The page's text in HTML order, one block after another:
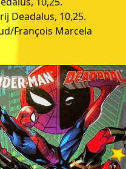
Deadalus, 10,25.
François Marcela